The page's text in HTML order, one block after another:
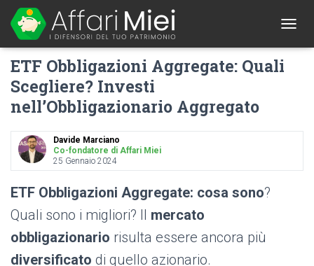
O
ETF Obbligazioni Aggregate: Quali
Scegliere? Investi
nell’Obbligazionario Aggregato
Davide Marciano
Co-fondatore di Affari Miei
25 Gennaio 2024
ETF Obbligazioni Aggregate: cosa sono?
Quali sono i migliori? Il mercato
obbligazionario risulta essere ancora più
diversificato di quello azionario.